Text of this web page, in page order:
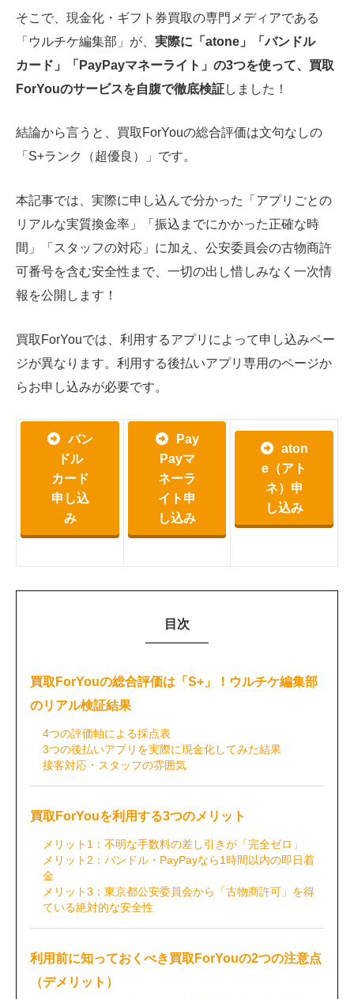
そこで、現金化・ギフト券買取の専門メディアである
「ウルチケ編集部」が、 実際に「atone」「バンドル
カード」「PayPayマネーライト」の3つを使って、買取
ForYouのサービスを自腹で徹底検証しました！
結論から言うと、買取ForYouの総合評価は文句なしの
「S+ランク（超優良）」です。
本記事では、実際に申し込んで分かった「アプリごとの
リアルな実質換金率」「振込までにかかった正確な時
間」「スタッフの対応」に加え、公安委員会の古物商許
可番号を含む安全性まで、一切の出し惜しみなく一次情
報を公開します！
買取ForYouでは、利用するアプリによって申し込みペー
ジが異なります。利用する後払いアプリ専用のページか
らお申し込みが必要です。
バン
ドル
カード
申し込
み
Pay
Payマ
ネーラ
イト申
し込み
aton
e（アト
ネ）申
し込み
目次
買取ForYouの総合評価は「S+」！ウルチケ編集部
のリアル検証結果
4つの評価軸による採点表
3つの後払いアプリを実際に現金化してみた結果
接客対応・スタッフの雰囲気
買取ForYouを利用する3つのメリット
メリット1：不明な手数料の差し引きが「完全ゼロ」
メリット2：バンドル・PayPayなら1時間以内の即日着
金
メリット3：東京都公安委員会から「古物商許可」を得
ている絶対的な安全性
利用前に知っておくべき買取ForYouの2つの注意点
（デメリット）